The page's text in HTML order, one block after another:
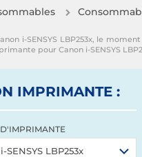
i-SENSYS LBP253x, le
pour Canon i-SENSYS
IMPRIMANTE :
SENSYS LBP253x